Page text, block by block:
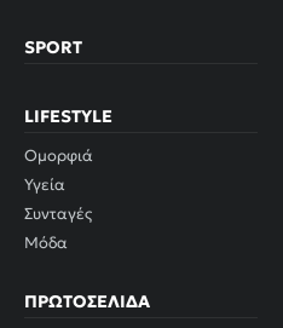
SPORT
LIFESTYLE
Ομορφιά
Υγεία
Συνταγές
Μόδα
ΠΡΩΤΟΣΈΛΙΔΑ